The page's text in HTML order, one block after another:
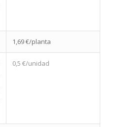
1,69 €/planta
0,5 €/unidad